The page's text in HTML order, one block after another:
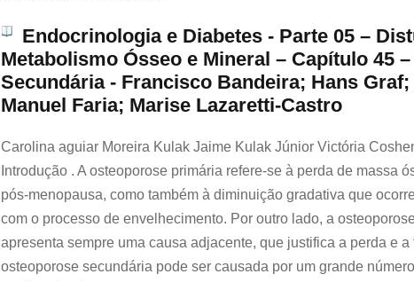
Endocrinologia e Diabetes - Parte 05 –
Metabolismo Ósseo e Mineral – Capítulo 45
Secundária - Francisco Bandeira; Hans
Manuel Faria; Marise Lazaretti-Castro
Carolina aguiar Moreira Kulak Jaime Kulak Júnior Victória
Introdução . A osteoporose primária refere-se à perda de massa
pós-menopausa, como também à diminuição gradativa que
com o processo de envelhecimento. Por outro lado, a
apresenta sempre uma causa adjacente, que justifica a perda e
osteoporose secundária pode ser causada por um grande